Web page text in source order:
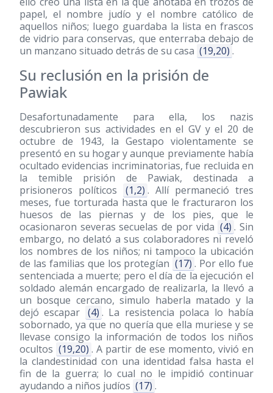
papel, el nombre judío y el nombre católico de
aquellos niños; luego guardaba la lista en frascos
de vidrio para conservas, que enterraba debajo de
un manzano situado detrás de su casa (19,20) .
Su reclusión en la prisión de
Pawiak
Desafortunadamente para ella, los nazis
descubrieron sus actividades en el GV y el 20 de
octubre de 1943, la Gestapo violentamente se
presentó en su hogar y aunque previamente había
ocultado evidencias incriminatorias, fue recluida en
la temible prisión de Pawiak, destinada a
prisioneros políticos
(1,2) . Allí permaneció tres
meses, fue torturada hasta que le fracturaron los
huesos de las piernas y de los pies, que le
ocasionaron severas secuelas de por vida (4) . Sin
embargo, no delató a sus colaboradores ni reveló
los nombres de los niños; ni tampoco la ubicación
de las familias que los protegían (17) . Por ello fue
sentenciada a muerte; pero el día de la ejecución el
soldado alemán encargado de realizarla, la llevó a
un bosque cercano, simulo haberla matado y la
dejó escapar (4) . La resistencia polaca lo había
sobornado, ya que no quería que ella muriese y se
llevase consigo la información de todos los niños
ocultos (19,20) . A partir de ese momento, vivió en
la clandestinidad con una identidad falsa hasta el
fin de la guerra; lo cual no le impidió continuar
ayudando a niños judíos (17) .